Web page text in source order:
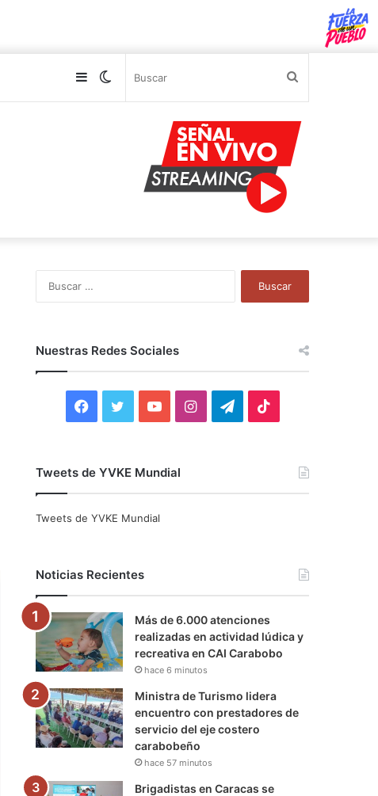
Switch
Sidebar
Nuestras Redes Sociales
F
c
o
k
i
r
Y
u
e
I
r
a
m
T
a
m
Tweets de YVKE Mundial
Tweets de YVKE Mundial
Noticias Recientes
Más de 6.000 atenciones
realizadas en actividad lúdica y
recreativa en CAI Carabobo
hace 6 minutos
Ministra de Turismo lidera
encuentro con prestadores de
servicio del eje costero
carabobeño
hace 57 minutos
Brigadistas en Caracas se